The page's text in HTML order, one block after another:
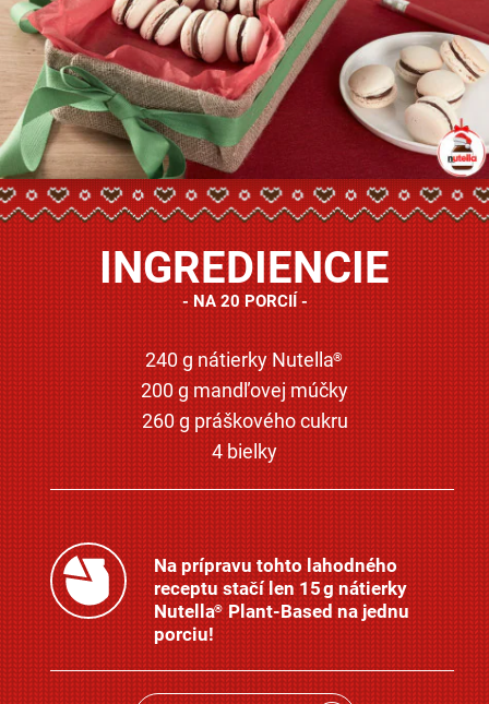
INGREDIENCIE
NA 20 PORCIÍ
240 g nátierky Nutella®
200 g mandľovej múčky
260 g práškového cukru
4 bielky
Na prípravu tohto lahodného
receptu stačí len 15 g nátierky
Nutella® Plant-Based na jednu
porciu!